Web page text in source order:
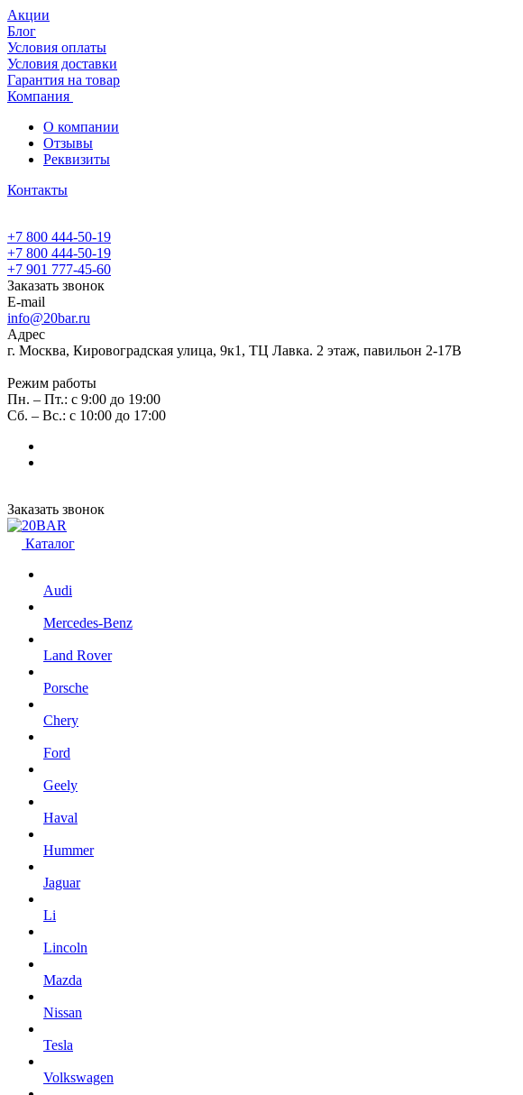
Акции
Блог
Условия оплаты
Условия доставки
Гарантия на товар
Компания
О компании
Отзывы
Реквизиты
Контакты
+7 800 444-50-19
+7 800 444-50-19
+7 901 777-45-60
Заказать звонок
E-mail
info@20bar.ru
Адрес
г. Москва, Кировоградская улица, 9к1, ТЦ Лавка. 2 этаж, павильон 2-17В
Режим работы
Пн. – Пт.: с 9:00 до 19:00
Сб. – Вс.: с 10:00 до 17:00
Заказать звонок
Каталог
Audi
Mercedes-Benz
Land Rover
Porsche
Chery
Ford
Geely
Haval
Hummer
Jaguar
Li
Lincoln
Mazda
Nissan
Tesla
Volkswagen